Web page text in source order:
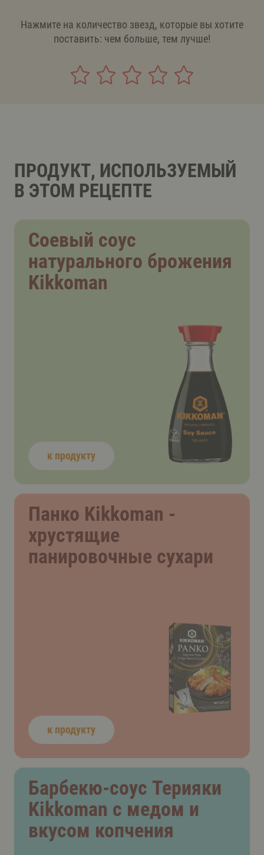
Нажмите на количество звезд, которые вы хотите
поставить: чем больше, тем лучше!
ПРОДУКТ, ИСПОЛЬЗУЕМЫЙ
В ЭТОМ РЕЦЕПТЕ
Соевый соус
натурального брожения
Kikkoman
к продукту
Панко Kikkoman -
хрустящие
панировочные сухари
к продукту
Барбекю-соус Терияки
Kikkoman с медом и
вкусом копчения